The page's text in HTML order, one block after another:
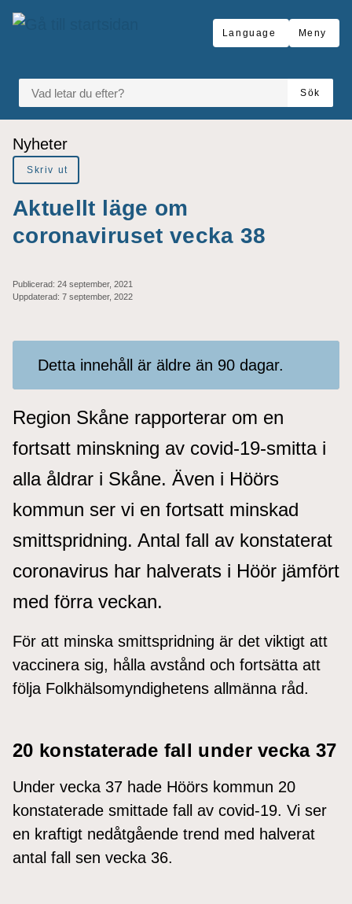
Gå till innehåll
Language Meny
VAD LETAR DU EFTER?
Sök
Du är här:
Nyheter
Skriv ut
Aktuellt läge om
coronaviruset vecka 38
Publicerad: 24 september, 2021
Uppdaterad: 7 september, 2022
Detta innehåll är äldre än 90 dagar.
Region Skåne rapporterar om en
fortsatt minskning av covid-19-smitta i
alla åldrar i Skåne. Även i Höörs
kommun ser vi en fortsatt minskad
smittspridning. Antal fall av konstaterat
coronavirus har halverats i Höör jämfört
med förra veckan.
För att minska smittspridning är det viktigt att
vaccinera sig, hålla avstånd och fortsätta att
följa Folkhälsomyndighetens allmänna råd.
20 konstaterade fall under vecka 37
Under vecka 37 hade Höörs kommun 20
konstaterade smittade fall av covid-19. Vi ser
en kraftigt nedåtgående trend med halverat
antal fall sen vecka 36.